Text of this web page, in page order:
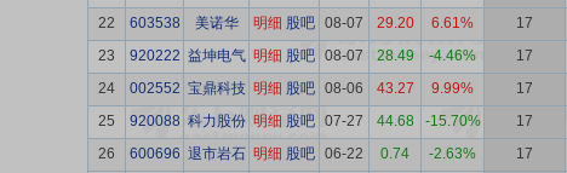
22
603538 美诺华 明细 股吧 08-07 29.20 6.61% 17
23
920222 益坤电气 明细 股吧 08-07 28.49 -4.46% 17
24
002552 宝鼎科技 明细 股吧 08-06 43.27 9.99% 17
25
920088 科力股份 明细 股吧 07-27 44.68 -15.70% 17
26
600696 退市岩石 明细 股吧 06-22 0.74 -2.63% 17